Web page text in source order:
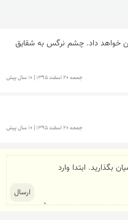
جمعه 20 اسفند 1395 | 10 سال پیش
جمعه 20 اسفند 1395 | 10 سال پیش